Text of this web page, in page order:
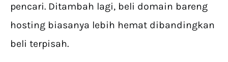
pencari. Ditambah lagi, beli domain bareng
hosting biasanya lebih hemat dibandingkan
beli terpisah.